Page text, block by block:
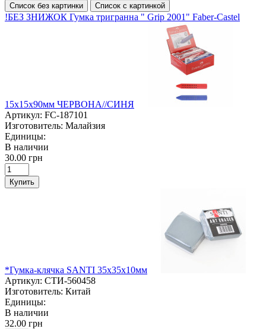
Список без картинки Список с картинкой
!БЕЗ ЗНИЖОК Гумка тригранна " Grip 2001" Faber-Castel
15х15х90мм ЧЕРВОНА//СИНЯ
Артикул: FC-187101
Изготовитель: Малайзия
Единицы:
В наличии
30.00 грн
Купить
*Гумка-клячка SANTI 35х35х10мм
Артикул: СТИ-560458
Изготовитель: Китай
Единицы:
В наличии
32.00 грн